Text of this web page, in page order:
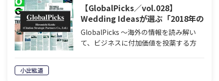
【GlobalPicks／vol.028】
Wedding Ideasが選ぶ「2018年の
結婚市場についておさえておくべ
き40のポイント」を紐解いてみる
GlobalPicks 〜海外の情報を読み解い
て、ビジネスに付加価値を投薬する方
小出紘道